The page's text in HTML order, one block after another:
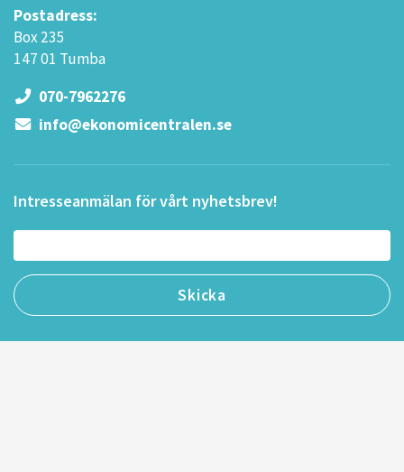
Postadress:
Box 235
147 01 Tumba
070-7962276
info@ekonomicentralen.se
Intresseanmälan för vårt nyhetsbrev!